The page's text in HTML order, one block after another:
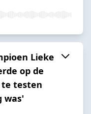
Lieke
op de
testen
was'